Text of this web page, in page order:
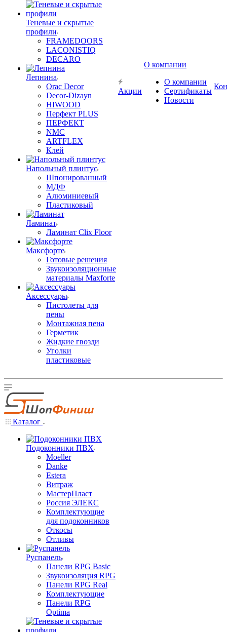
Теневые и скрытые
профили
FRAMEDOORS
LACONISTIQ
DECARO
Лепнина
Orac Decor
Decor-Dizayn
HIWOOD
Перфект PLUS
ПЕРФЕКТ
NMC
ARTFLEX
Клей
Напольный плинтус
Шпонированный
МДФ
Алюминиевый
Пластиковый
Ламинат
Ламинат Clix Floor
Максфорте
Готовые решения
Звукоизоляционные
материалы Maxforte
Аксессуары
Пистолеты для
пены
Монтажная пена
Герметик
Жидкие гвозди
Уголки
пластиковые
Акции
О компании
О компании
Сертификаты
Новости
Каталог
Подоконники ПВХ
Moeller
Danke
Estera
Витраж
МастерПласт
Россия ЭЛЕКС
Комплектующие
для подоконников
Откосы
Отливы
Руспанель
Панели RPG Basic
Звукоизоляция RPG
Панели RPG Real
Комплектующие
Панели RPG
Optima